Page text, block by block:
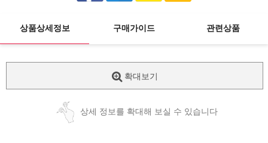
상품상세정보 구매가이드 관련상품
확대보기
상세 정보를 확대해 보실 수 있습니다